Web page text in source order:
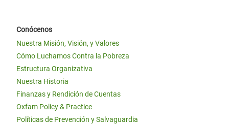
Conócenos
Nuestra Misión, Visión, y Valores
Cómo Luchamos Contra la Pobreza
Estructura Organizativa
Nuestra Historia
Finanzas y Rendición de Cuentas
Oxfam Policy & Practice
Políticas de Prevención y Salvaguardia